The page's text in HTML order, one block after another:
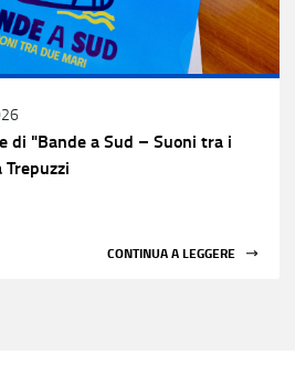
di "Bande a Sud – Suoni tra i
CONTINUA A LEGGERE